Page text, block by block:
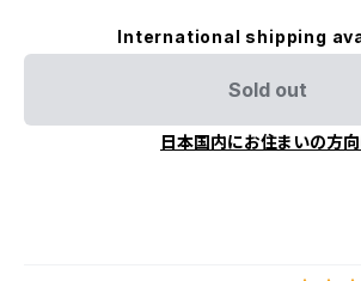
International shipping
Sold out
日本国内にお住まいの方